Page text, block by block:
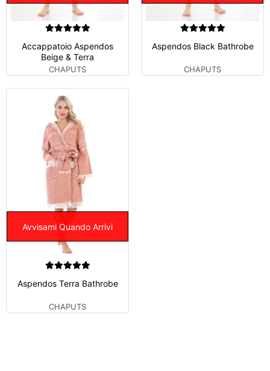
Accappatoio Aspendos
Beige & Terra
CHAPUTS
Aspendos Black Bathrobe
CHAPUTS
Avvisami Quando Arrivi
Aspendos Terra Bathrobe
CHAPUTS